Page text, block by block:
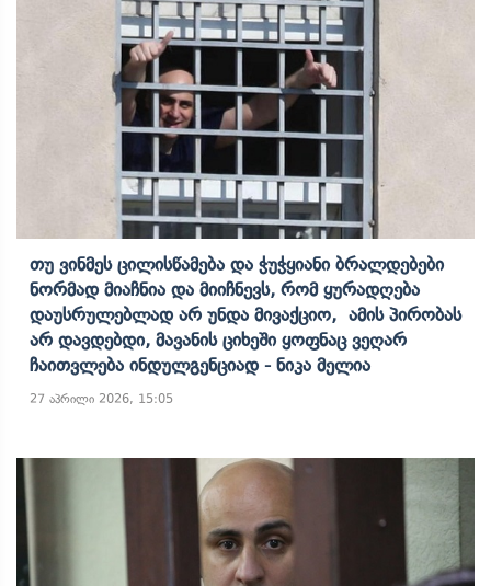
Თუ Ვინმეს Ცილისწამება Და Ჭუჭყიანი Ბრალდებები
Ნორმად Მიაჩნია Და Მიიჩნევს, Რომ Ყურადღება
Დაუსრულებლად Არ Უნდა Მივაქციო, Ამის Პირობას
Არ Დავდებდი, Მავანის Ციხეში Ყოფნაც Ვეღარ
Ჩაითვლება Ინდულგენციად - Ნიკა Მელია
27 აპრილი 2026, 15:05